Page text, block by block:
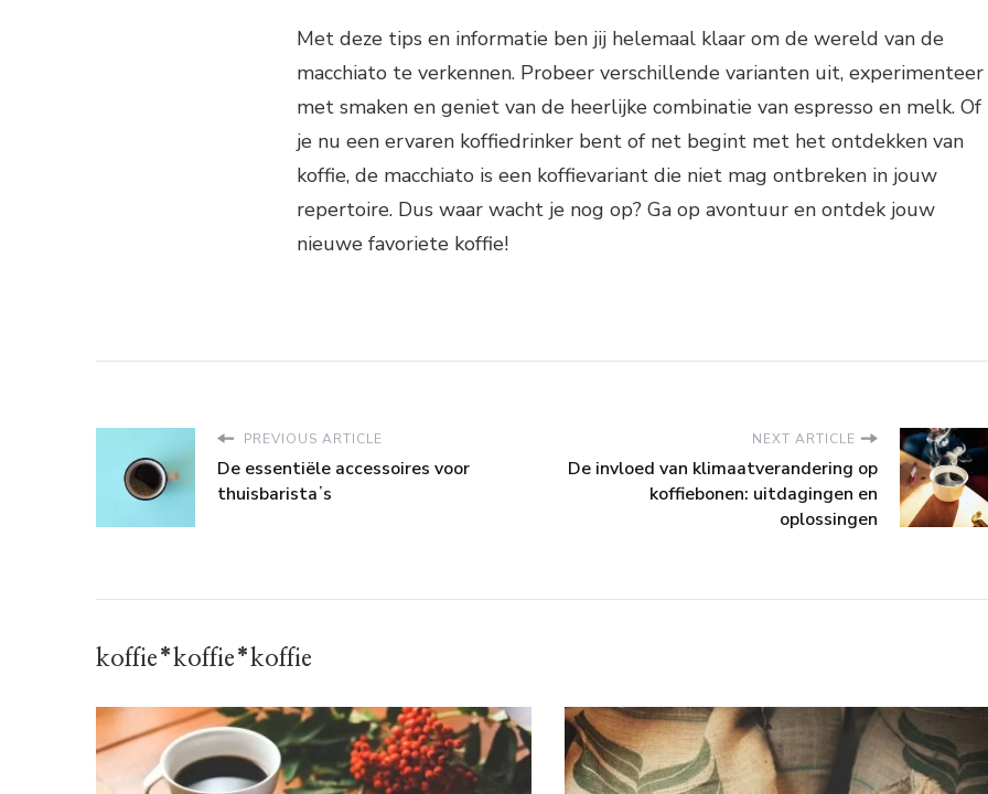
Met deze tips en informatie ben jij helemaal klaar om de wereld van de
macchiato te verkennen. Probeer verschillende varianten uit, experimenteer
met smaken en geniet van de heerlijke combinatie van espresso en melk. Of
je nu een ervaren koffiedrinker bent of net begint met het ontdekken van
koffie, de macchiato is een koffievariant die niet mag ontbreken in jouw
repertoire. Dus waar wacht je nog op? Ga op avontuur en ontdek jouw
nieuwe favoriete koffie!
PREVIOUS ARTICLE
De essentiële accessoires voor
thuisbaristaʼs
NEXT ARTICLE
De invloed van klimaatverandering op
koffiebonen: uitdagingen en
oplossingen
koffie*koffie*koffie